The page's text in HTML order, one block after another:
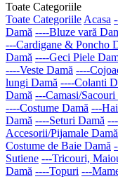
Toate Categoriile
Toate Categoriile Acasa
Damă ----Bluze vară
---Cardigane & Poncho
Damă ----Geci Piele
----Veste Damă ----
lungi Damă ----Colanti
Damă ---Camasi/Sacouri
----Costume Damă ---
Damă ----Seturi Damă
Accesorii/Pijamale Damă
Costume de Baie Damă
Sutiene ---Tricouri,
Damă ----Topuri ---